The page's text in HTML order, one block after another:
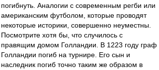
погибнуть. Аналогии с современным регби или
американским футболом, которые проводят
некоторые историки, совершенно неуместны.
Посмотрите хотя бы, что случилось с
правящим домом Голландии. В 1223 году граф
Голландии погиб на турнире. Его сын и
наследник погиб точно таким же образом в